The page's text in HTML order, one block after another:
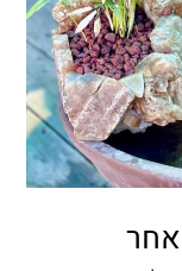
אחר